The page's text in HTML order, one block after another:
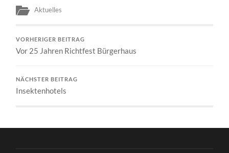
Aktuelles
VORHERIGER BEITRAG
Vor 25 Jahren Richtfest Bürgerhaus
NÄCHSTER BEITRAG
Insektenhotels